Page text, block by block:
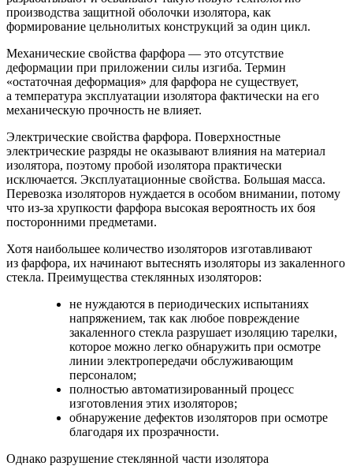
производства защитной оболочки изолятора, как
формирование цельнолитых конструкций за один цикл.
Механические свойства фарфора — это отсутствие
деформации при приложении силы изгиба. Термин
«остаточная деформация» для фарфора не существует,
а температура эксплуатации изолятора фактически на его
механическую прочность не влияет.
Электрические свойства фарфора. Поверхностные
электрические разряды не оказывают влияния на материал
изолятора, поэтому пробой изолятора практически
исключается. Эксплуатационные свойства. Большая масса.
Перевозка изоляторов нуждается в особом внимании, потому
что из-за хрупкости фарфора высокая вероятность их боя
посторонними предметами.
Хотя наибольшее количество изоляторов изготавливают
из фарфора, их начинают вытеснять изоляторы из закаленного
стекла. Преимущества стеклянных изоляторов:
не нуждаются в периодических испытаниях
напряжением, так как любое повреждение
закаленного стекла разрушает изоляцию тарелки,
которое можно легко обнаружить при осмотре
линии электропередачи обслуживающим
персоналом;
полностью автоматизированный процесс
изготовления этих изоляторов;
обнаружение дефектов изоляторов при осмотре
благодаря их прозрачности.
Однако разрушение стеклянной части изолятора